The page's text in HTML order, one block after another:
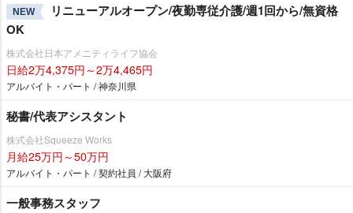
NEW
リニューアルオープン/夜勤専従介護/週1回から/無資格
OK
株式会社日本アメニティライフ協会
日給2万4,375円～2万4,465円
アルバイト・パート / 神奈川県
秘書/代表アシスタント
株式会社Squeeze Works
月給25万円～50万円
アルバイト・パート / 契約社員 / 大阪府
一般事務スタッフ